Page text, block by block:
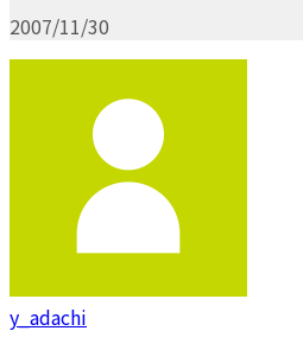
2007/11/30
y_adachi